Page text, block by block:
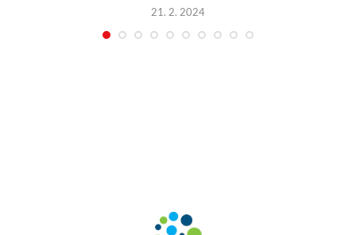
21. 2. 2024